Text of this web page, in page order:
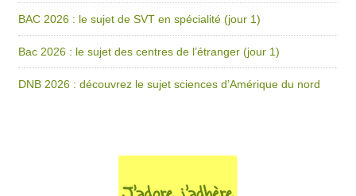
BAC 2026 : le sujet de SVT en spécialité (jour 1)
Bac 2026 : le sujet des centres de l’étranger (jour 1)
DNB 2026 : découvrez le sujet sciences d’Amérique du nord